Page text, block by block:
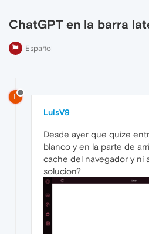
ChatGPT en la barra
Español
L
LuisV9
Desde ayer que quize
blanco y en la parte de
cache del navegador y ni
solucion?